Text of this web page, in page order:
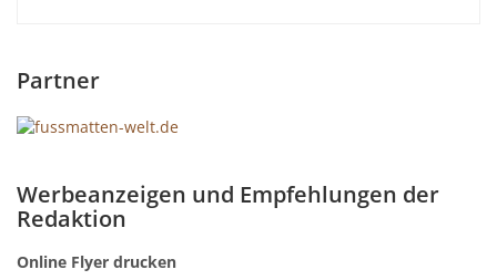
Partner
Werbeanzeigen und Empfehlungen der
Redaktion
Online Flyer drucken